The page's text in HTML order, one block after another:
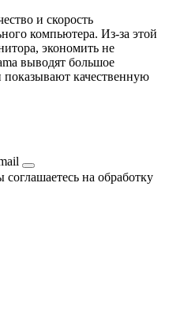
и скорость
компьютера. Из-за этой
экономить не
выводят большое
показывают качественную
на обработку